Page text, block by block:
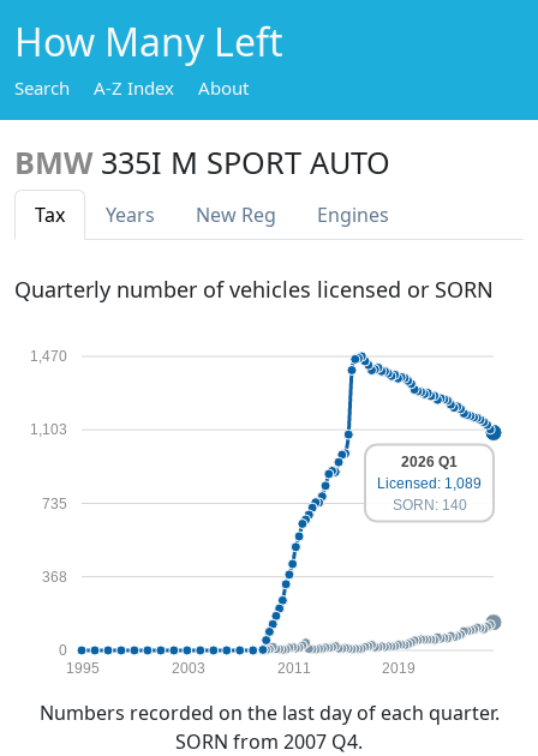
How Many Left
Search A-Z Index About
BMW 335I M SPORT AUTO
Tax Years New Reg Engines
Quarterly number of vehicles licensed or SORN
0
368
735
1,103
1,470
1995 2003 2011 2019
2026 Q1
Licensed: 1,089
SORN: 140
Numbers recorded on the last day of each quarter.
SORN from 2007 Q4.